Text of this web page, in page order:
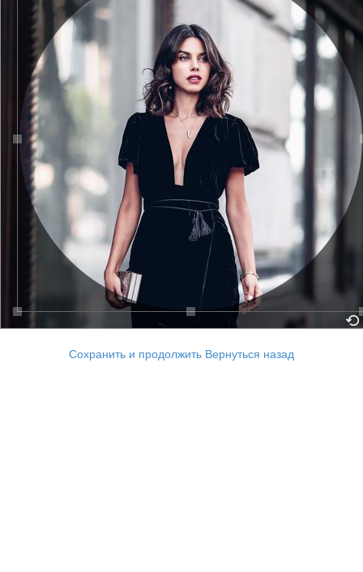
Сохранить и продолжить Вернуться назад